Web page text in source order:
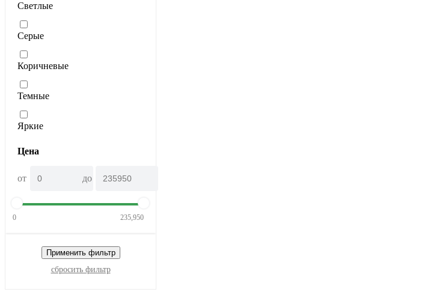
Светлые
Серые
Коричневые
Темные
Яркие
Цена
от до
0 235,950
Применить фильтр
сбросить фильтр